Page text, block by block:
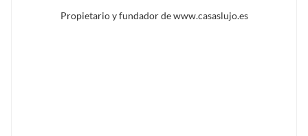
Propietario y fundador de www.casaslujo.es